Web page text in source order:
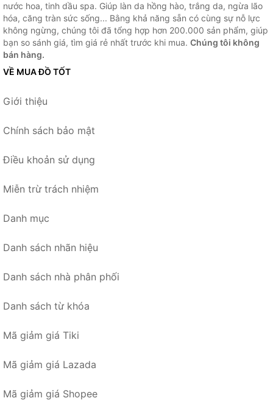
nước hoa, tinh dầu spa. Giúp làn da hồng hào, trắng da, ngừa lão
hóa, căng tràn sức sống... Bằng khả năng sẵn có cùng sự nỗ lực
không ngừng, chúng tôi đã tổng hợp hơn 200.000 sản phẩm, giúp
bạn so sánh giá, tìm giá rẻ nhất trước khi mua. Chúng tôi không
bán hàng.
VỀ MUA ĐỒ TỐT
Giới thiệu
Chính sách bảo mật
Điều khoản sử dụng
Miễn trừ trách nhiệm
Danh mục
Danh sách nhãn hiệu
Danh sách nhà phân phối
Danh sách từ khóa
Mã giảm giá Tiki
Mã giảm giá Lazada
Mã giảm giá Shopee